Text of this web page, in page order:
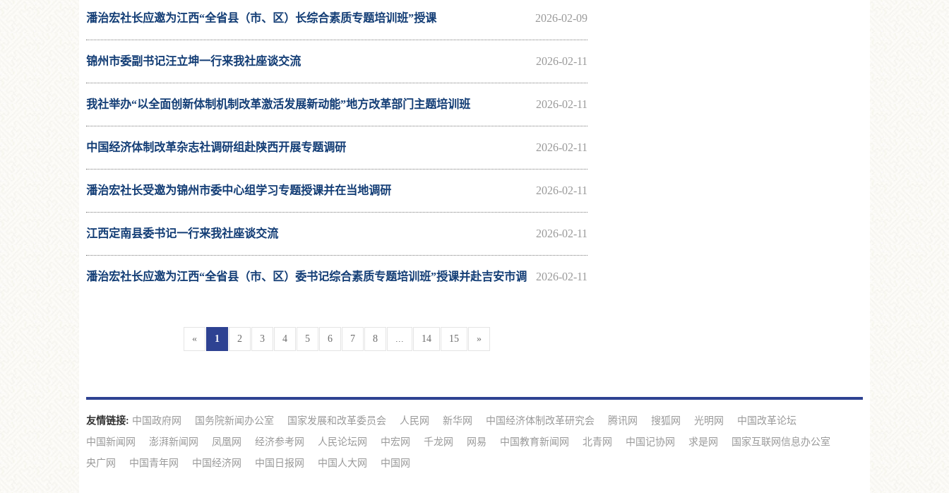
2026-02-09
潘治宏社长应邀为江西“全省县（市、区）长综合素质专题培训班”授课
2026-02-11
锦州市委副书记汪立坤一行来我社座谈交流
2026-02-11
我社举办“以全面创新体制机制改革激活发展新动能”地方改革部门主题培训班
2026-02-11
中国经济体制改革杂志社调研组赴陕西开展专题调研
2026-02-11
潘治宏社长受邀为锦州市委中心组学习专题授课并在当地调研
2026-02-11
江西定南县委书记一行来我社座谈交流
2026-02-11
潘治宏社长应邀为江西“全省县（市、区）委书记综合素质专题培训班”授课并赴吉安市调
« 1 2 3 4 5 6 7 8 ... 14 15 »
友情链接: 中国政府网 国务院新闻办公室 国家发展和改革委员会 人民网 新华网 中国经济体制改革研究会 腾讯网 搜狐网 光明网
中国改革论坛
中国新闻网
澎湃新闻网 凤凰网 经济参考网 人民论坛网 中宏网 千龙网 网易 中国教育新闻网 北青网 中国记协网 求是网
国家互联网信息办公室
央广网
中国青年网 中国经济网 中国日报网 中国人大网 中国网